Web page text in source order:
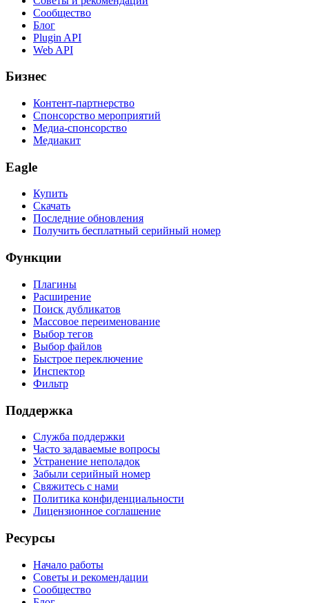
Сообщество
Блог
Plugin API
Web API
Бизнес
Контент-партнерство
Спонсорство мероприятий
Медиа-спонсорство
Медиакит
Eagle
Купить
Скачать
Последние обновления
Получить бесплатный серийный номер
Функции
Плагины
Расширение
Поиск дубликатов
Массовое переименование
Выбор тегов
Выбор файлов
Быстрое переключение
Инспектор
Фильтр
Поддержка
Служба поддержки
Часто задаваемые вопросы
Устранение неполадок
Забыли серийный номер
Свяжитесь с нами
Политика конфиденциальности
Лицензионное соглашение
Ресурсы
Начало работы
Советы и рекомендации
Сообщество